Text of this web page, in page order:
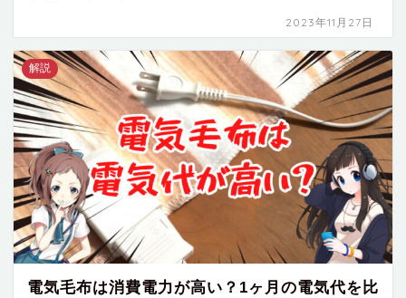
2023年11月27日
解説
電気毛布は消費電力が高い？1ヶ月の電気代を比